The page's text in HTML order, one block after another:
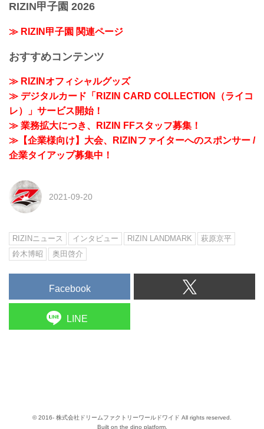
RIZIN甲子園 2026
≫ RIZIN甲子園 関連ページ
おすすめコンテンツ
≫ RIZINオフィシャルグッズ
≫ デジタルカード「RIZIN CARD COLLECTION（ライコ
レ）」サービス開始！
≫ 業務拡大につき、RIZIN FFスタッフ募集！
≫【企業様向け】大会、RIZINファイターへのスポンサー /
企業タイアップ募集中！
2021-09-20
RIZINニュース インタビュー RIZIN LANDMARK
萩原京平
鈴木博昭
奥田啓介
Facebook
LINE
© 2016- 株式会社ドリームファクトリーワールドワイド All rights reserved.
Built on the dino platform.